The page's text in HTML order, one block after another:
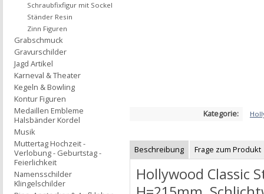
Kategorie:
Beschreibung Frage zum Produkt
Hollywood Classic
Schraubfixfigur mit Sockel
Ständer Resin
Zinn Figuren
Grabschmuck
Gravurschilder
Jagd Artikel
Karneval & Theater
Kegeln & Bowling
Kontur Figuren
Medaillen Embleme
Halsbänder Kordel
Musik
Muttertag Hochzeit -
Verlobung - Geburtstag -
Feierlichkeit
Namensschilder
Klingelschilder